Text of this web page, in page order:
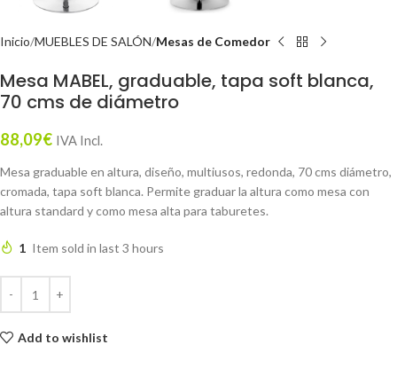
Inicio MUEBLES DE SALÓN Mesas de Comedor
Mesa MABEL, graduable, tapa soft blanca,
70 cms de diámetro
88,09€ IVA Incl.
Mesa graduable en altura, diseño, multiusos, redonda, 70 cms diámetro,
cromada, tapa soft blanca. Permite graduar la altura como mesa con
altura standard y como mesa alta para taburetes.
1 Item sold in last 3 hours
Add to wishlist